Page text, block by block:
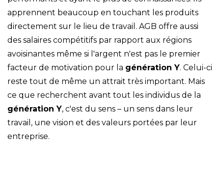
apprennent beaucoup en touchant les produits
directement sur le lieu de travail. AGB offre aussi
des salaires compétitifs par rapport aux régions
avoisinantes même si l'argent n'est pas le premier
facteur de motivation pour la génération Y. Celui-ci
reste tout de même un attrait très important. Mais
ce que recherchent avant tout les individus de la
génération Y, c'est du sens – un sens dans leur
travail, une vision et des valeurs portées par leur
entreprise.